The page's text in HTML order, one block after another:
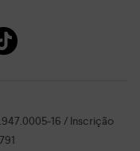
16 / Inscrição